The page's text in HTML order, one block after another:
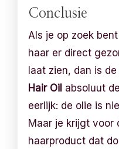
Conclusie
Als je op zoek
haar er direct
laat zien, dan is de
Hair Oil absoluut
eerlijk: de olie is
Maar je krijgt voor
haarproduct dat